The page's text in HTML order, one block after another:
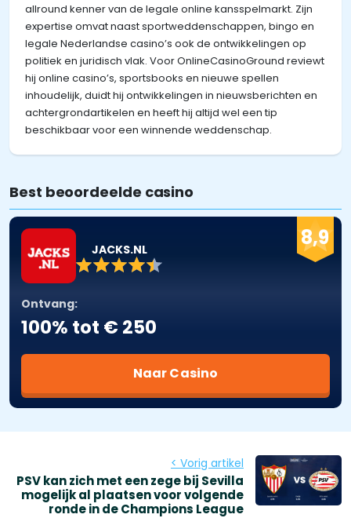
allround kenner van de legale online kansspelmarkt. Zijn
expertise omvat naast sportweddenschappen, bingo en
legale Nederlandse casino’s ook de ontwikkelingen op
politiek en juridisch vlak. Voor OnlineCasinoGround reviewt
hij online casino’s, sportsbooks en nieuwe spellen
inhoudelijk, duidt hij ontwikkelingen in nieuwsberichten en
achtergrondartikelen en heeft hij altijd wel een tip
beschikbaar voor een winnende weddenschap.
Best beoordeelde casino
8,9
JACKS.NL
Ontvang:
100% tot € 250
Naar Casino
< Vorig artikel
PSV kan zich met een zege bij Sevilla
mogelijk al plaatsen voor volgende
ronde in de Champions League